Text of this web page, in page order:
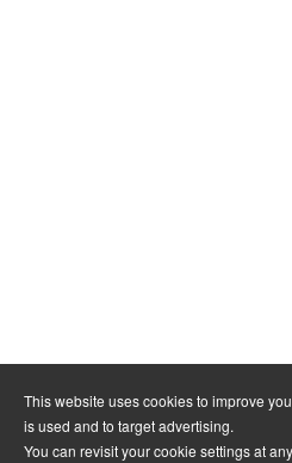
This website uses cookies to improve
is used and to target advertising.
You can revisit your cookie settings at